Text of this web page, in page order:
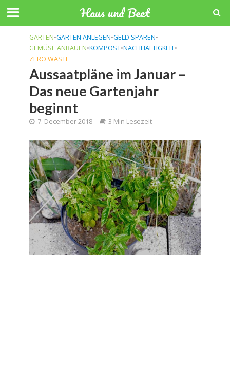
Haus und Beet
GARTEN•GARTEN ANLEGEN•GELD SPAREN•
GEMÜSE ANBAUEN•KOMPOST•NACHHALTIGKEIT•
ZERO WASTE
Aussaatpläne im Januar –
Das neue Gartenjahr
beginnt
7. December 2018 3 Min Lesezeit